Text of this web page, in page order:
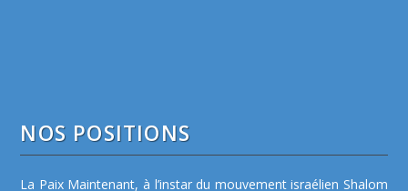
NOS POSITIONS
La Paix Maintenant, à l’instar du mouvement israélien Shalom